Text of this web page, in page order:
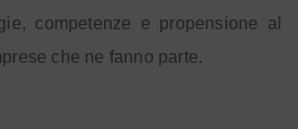
competenze e propensione al
che ne fanno parte.